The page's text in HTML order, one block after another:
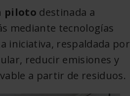
piloto destinada a
mediante tecnologías
iniciativa, respaldada por
reducir emisiones y
a partir de residuos.